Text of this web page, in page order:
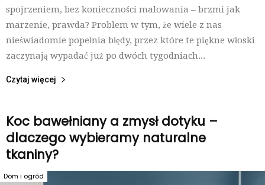
spojrzeniem, bez konieczności malowania – brzmi jak
marzenie, prawda? Problem w tym, że wiele z nas
nieświadomie popełnia błędy, przez które te piękne włoski
zaczynają wypadać już po dwóch tygodniach...
Czytaj więcej
Koc bawełniany a zmysł dotyku –
dlaczego wybieramy naturalne
tkaniny?
Dom i ogród